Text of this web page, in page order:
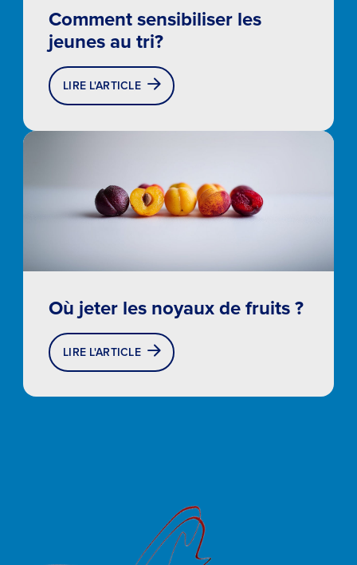
Comment sensibiliser les
jeunes au tri?
LIRE L'ARTICLE
Où jeter les noyaux de fruits ?
LIRE L'ARTICLE